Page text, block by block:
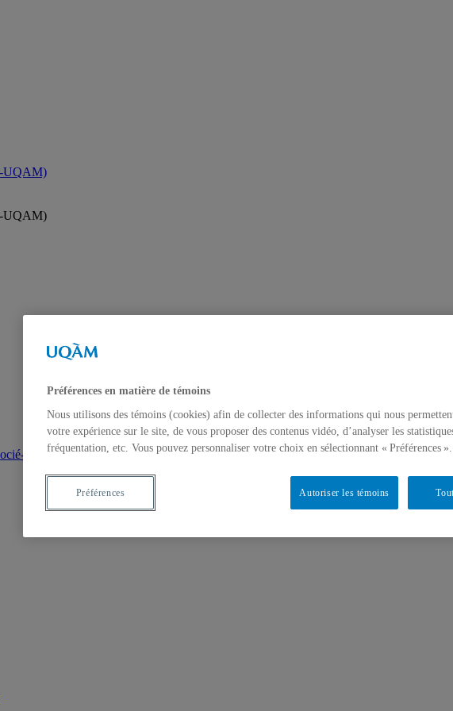
UQAM)
UQAM)
e-s
Préférences en matière de témoins
Nous utilisons des témoins (cookies) afin de collecter des informations qui nous
votre expérience sur le site, de vous proposer des contenus vidéo, d’analyser les
fréquentation, etc. Vous pouvez personnaliser votre choix en sélectionnant « Préférences ».
Autoriser les témoins
Préférences